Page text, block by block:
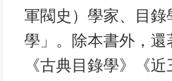
軍閥史）學家、目
學」。除本書外，
《古典目錄學》《